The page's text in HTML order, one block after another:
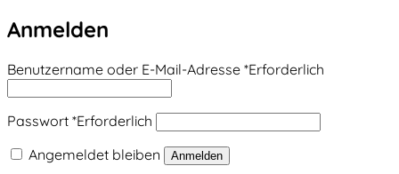
Anmelden
Benutzername oder E-Mail-Adresse *Erforderlich
Passwort *Erforderlich
Angemeldet bleiben
Anmelden